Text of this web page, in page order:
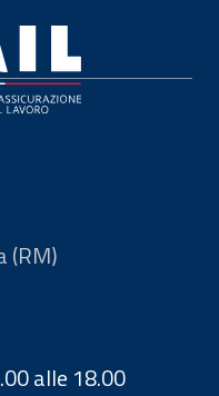
(RM)
alle 18.00